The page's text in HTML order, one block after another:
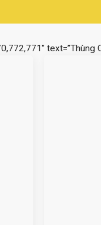
text=”Thùng